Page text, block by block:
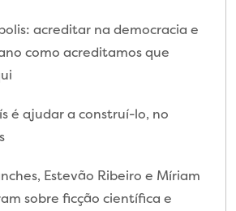
acreditar na democracia e
como acreditamos que
é ajudar a construí-lo, no
Estevão Ribeiro e Míriam
sobre ficção científica e